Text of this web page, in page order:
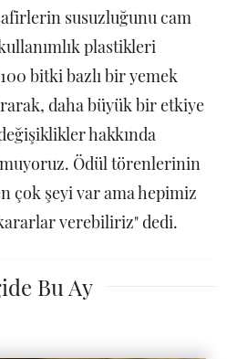
susuzluğunu cam
plastikleri
bitki bazlı bir yemek
daha büyük bir etkiye
hakkında
Ödül törenlerinin
çok şeyi var ama hepimiz
verebiliriz" dedi.
Bu Ay